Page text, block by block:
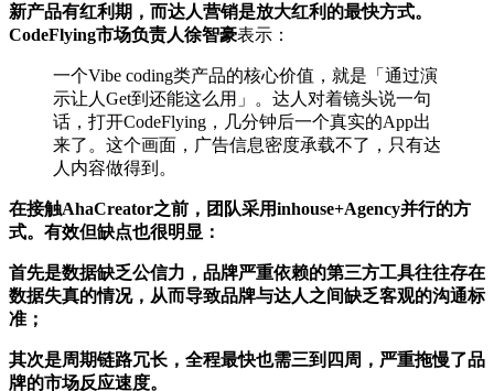
新产品有红利期，而达人营销是放大红利的最快方式。
CodeFlying市场负责人徐智豪表示：
一个Vibe coding类产品的核心价值，就是「通过演
示让人Get到还能这么用」。达人对着镜头说一句
话，打开CodeFlying，几分钟后一个真实的App出
来了。这个画面，广告信息密度承载不了，只有达
人内容做得到。
在接触AhaCreator之前，团队采用inhouse+Agency并行的方
式。有效但缺点也很明显：
首先是数据缺乏公信力，品牌严重依赖的第三方工具往往存在
数据失真的情况，从而导致品牌与达人之间缺乏客观的沟通标
准；
其次是周期链路冗长，全程最快也需三到四周，严重拖慢了品
牌的市场反应速度。